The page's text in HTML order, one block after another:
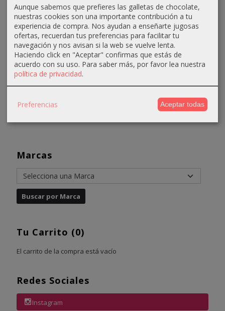
Marcas
Tu Carrito (0)
El carrito de la compra está vacío
Redes Sociales
Instagram
Crema
oxigenada
Techline
1000ml
20...
2,90 €
3,90 €
Crema
oxigenada
Techline
75ml 40...
0,70 €
1,10 €
Crema
oxigenada
Absoluk
1000ml
20...
3,50 €
Crema
oxigenada
1000ml
3,50 €
Aunque sabemos que prefieres las galletas de chocolate,
nuestras cookies son una importante contribución a tu
experiencia de compra. Nos ayudan a enseñarte jugosas
ofertas, recuerdan tus preferencias para facilitar tu
navegación y nos avisan si la web se vuelve lenta.
Haciendo click en "Aceptar" confirmas que estás de
acuerdo con su uso. Para saber más, por favor lea nuestra
política de privacidad.
Preferencias Aceptar todas